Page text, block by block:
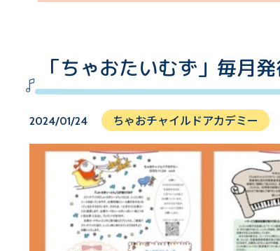
「ちゃおたいむず」毎月
2024/01/24 ちゃおチャイルドアカデミー